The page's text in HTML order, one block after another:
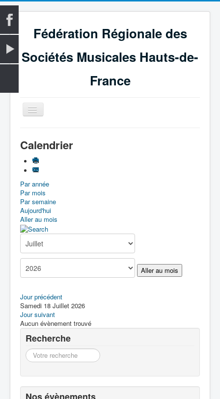
Fédération Régionale des
Sociétés Musicales Hauts-de-
France
Basculer
la
La Fédération
Vie fédérale
Examens
Le Magazine
Les Médailles
Boîte à Outils
Contact
Calendrier
Par année
Par mois
Par semaine
Aujourd'hui
Aller au mois
Aller au mois
Jour précédent
Samedi 18 Juillet 2026
Jour suivant
Aucun évènement trouvé
Recherche
Recherche
Nos évènements